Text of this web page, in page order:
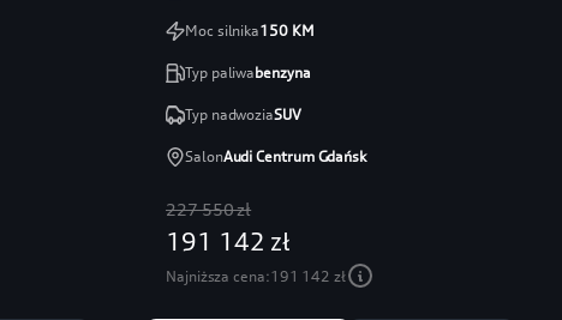
Moc silnika150KM
Typ paliwabenzyna
Typ nadwoziaSUV
SalonAudi Centrum Gdańsk
227 550 zł
191 142 zł
Najniższa cena:191 142 zł